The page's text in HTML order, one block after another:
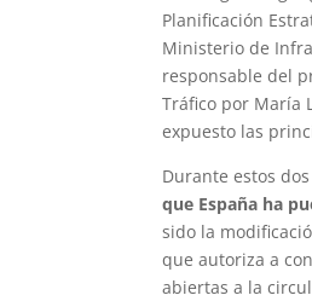
Planificación
Ministerio de
responsable del
Tráfico por María
expuesto las
Durante estos
que España ha
sido la
que autoriza a
abiertas a la